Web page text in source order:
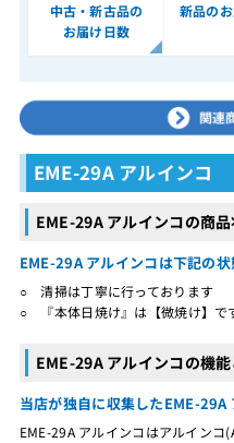
中古・新古品の
お届け日数
新品の
EME-29A アルインコ
EME-29A アルインコの商
EME-29A アルインコは下記の
○ 清掃は丁寧に行っております
○ 『本体日焼け』は【微焼け】で
EME-29A アルインコの機
当店が独自に収集したEME-29A
EME-29A アルインコはアルイン